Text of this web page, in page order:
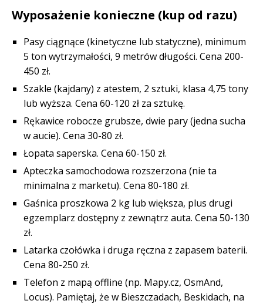
Wyposażenie konieczne (kup od razu)
Pasy ciągnące (kinetyczne lub statyczne), minimum
5 ton wytrzymałości, 9 metrów długości. Cena 200-
450 zł.
Szakle (kajdany) z atestem, 2 sztuki, klasa 4,75 tony
lub wyższa. Cena 60-120 zł za sztukę.
Rękawice robocze grubsze, dwie pary (jedna sucha
w aucie). Cena 30-80 zł.
Łopata saperska. Cena 60-150 zł.
Apteczka samochodowa rozszerzona (nie ta
minimalna z marketu). Cena 80-180 zł.
Gaśnica proszkowa 2 kg lub większa, plus drugi
egzemplarz dostępny z zewnątrz auta. Cena 50-130
zł.
Latarka czołówka i druga ręczna z zapasem baterii.
Cena 80-250 zł.
Telefon z mapą offline (np. Mapy.cz, OsmAnd,
Locus). Pamiętaj, że w Bieszczadach, Beskidach, na